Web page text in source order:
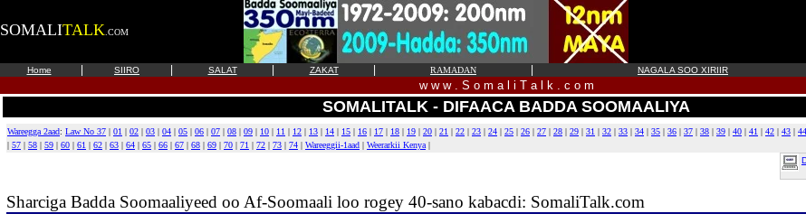
SOMALITALK .COM
Home SIIRO SALAT ZAKAT RAMADAN NAGALA SOO XIRIIR
w w w . S o m a l i T a l k . c o m
SOMALITALK - DIFAACA BADDA SOOMAALIYA
Wareegga 2aad: Law No 37 | 01 | 02 | 03 | 04 | 05 | 06 | 07 | 08 | 09 | 10 | 11 | 12 | 13 | 14 | 15 | 16 | 17 | 18 | 19 | 20 | 21 | 22 | 23 | 24 | 25 | 26 | 27 | 28 | 29 | 31 | 32 | 33 | 34 | 35 | 36 | 37 | 38 | 39 | 40 | 41 | 42 | 43 | 44
| 57 | 58 | 59 | 60 | 61 | 62 | 63 | 64 | 65 | 66 | 67 | 68 | 69 | 70 | 71 | 72 | 73 | 74 | Wareeggii-1aad | Weerarkii Kenya |
Sharciga Badda Soomaaliyeed oo Af-Soomaali loo rogey 40-sano kabacdi: SomaliTalk.com